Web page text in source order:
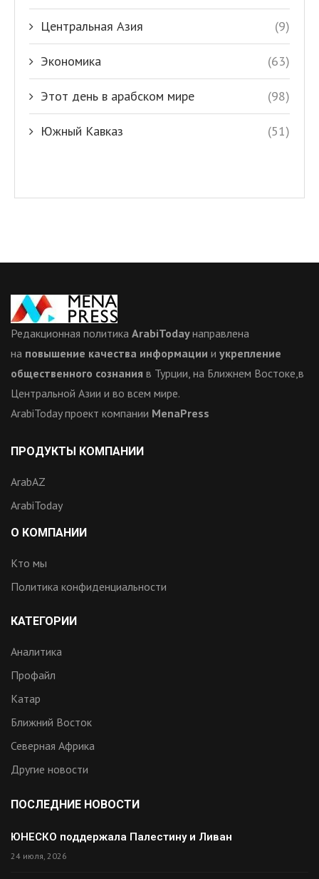
Центральная Азия (9)
Экономика (63)
Этот день в арабском мире (98)
Южный Кавказ (51)
Редакционная политика ArabiTodayнаправлена
на повышение качества информации и укрепление
общественного сознания в Турции, на Ближнем Востоке,в
Центральной Азии и во всем мире.
ArabiToday проект компании MenaPress
ПРОДУКТЫ КОМПАНИИ
ArabAZ
ArabiToday
О КОМПАНИИ
Кто мы
Политика конфиденциальности
КАТЕГОРИИ
Аналитика
Профайл
Катар
Ближний Восток
Северная Африка
Другие новости
ПОСЛЕДНИЕ НОВОСТИ
ЮНЕСКО поддержала Палестину и Ливан
24 июля, 2026